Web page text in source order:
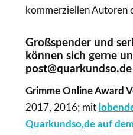
kommerziellen Autoren
Großspender und
können sich gerne
post@quarkundso.de
Grimme Online Award
2017, 2016; mit
Quarkundso,de auf